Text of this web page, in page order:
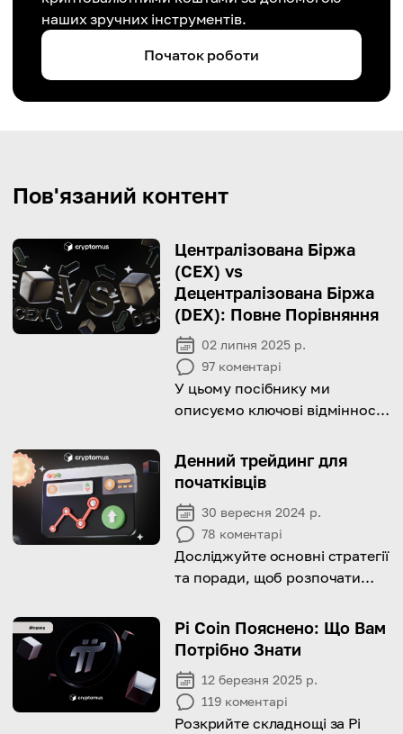
наших зручних інструментів.
Початок роботи
Пов'язаний контент
Централізована Біржа
(CEX) vs
Децентралізована Біржа
(DEX): Повне Порівняння
02 липня 2025 р.
97 коментарі
У цьому посібнику ми
описуємо ключові відмінності
вам вибрати, яку з них
використовувати!
Денний трейдинг для
початківців
30 вересня 2024 р.
78 коментарі
Досліджуйте основні стратегії
та поради, щоб розпочати
криптовалютами для
новачків.
Pi Coin Пояснено: Що Вам
Потрібно Знати
12 березня 2025 р.
119 коментарі
Розкрийте складнощі за Pi